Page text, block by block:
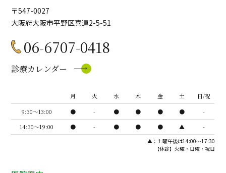
〒547-0027
大阪府大阪市平野区喜連2-5-51
06-6707-0418
診療カレンダー
月 火 水 木 金 土
日/祝
9:30〜13:00
● - ● ● ● ●
-
14:30〜19:00
● - ● ● ● ▲ -
▲：土曜午後は14:00～17:30
【休診】火曜・日曜・祝日